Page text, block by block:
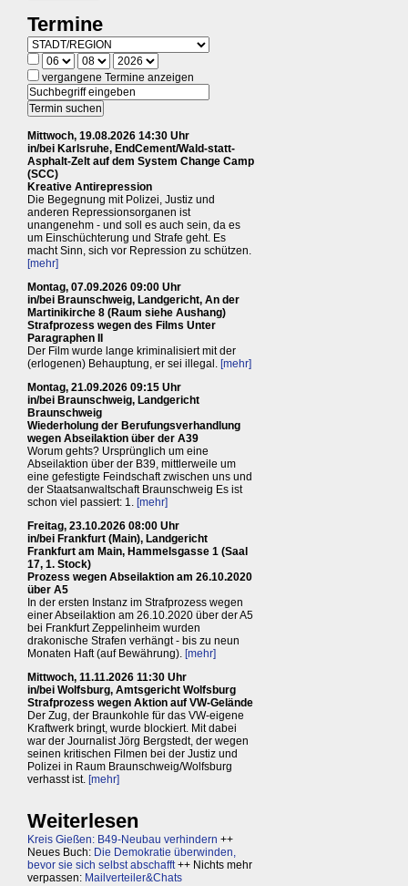
Termine
vergangene Termine anzeigen
Mittwoch, 19.08.2026 14:30 Uhr
in/bei Karlsruhe, EndCement/Wald-statt-
Asphalt-Zelt auf dem System Change Camp
(SCC)
Kreative Antirepression
Die Begegnung mit Polizei, Justiz und
anderen Repressionsorganen ist
unangenehm - und soll es auch sein, da es
um Einschüchterung und Strafe geht. Es
macht Sinn, sich vor Repression zu schützen.
[mehr]
Montag, 07.09.2026 09:00 Uhr
in/bei Braunschweig, Landgericht, An der
Martinikirche 8 (Raum siehe Aushang)
Strafprozess wegen des Films Unter
Paragraphen II
Der Film wurde lange kriminalisiert mit der
(erlogenen) Behauptung, er sei illegal. [mehr]
Montag, 21.09.2026 09:15 Uhr
in/bei Braunschweig, Landgericht
Braunschweig
Wiederholung der Berufungsverhandlung
wegen Abseilaktion über der A39
Worum gehts? Ursprünglich um eine
Abseilaktion über der B39, mittlerweile um
eine gefestigte Feindschaft zwischen uns und
der Staatsanwaltschaft Braunschweig Es ist
schon viel passiert: 1. [mehr]
Freitag, 23.10.2026 08:00 Uhr
in/bei Frankfurt (Main), Landgericht
Frankfurt am Main, Hammelsgasse 1 (Saal
17, 1. Stock)
Prozess wegen Abseilaktion am 26.10.2020
über A5
In der ersten Instanz im Strafprozess wegen
einer Abseilaktion am 26.10.2020 über der A5
bei Frankfurt Zeppelinheim wurden
drakonische Strafen verhängt - bis zu neun
Monaten Haft (auf Bewährung). [mehr]
Mittwoch, 11.11.2026 11:30 Uhr
in/bei Wolfsburg, Amtsgericht Wolfsburg
Strafprozess wegen Aktion auf VW-Gelände
Der Zug, der Braunkohle für das VW-eigene
Kraftwerk bringt, wurde blockiert. Mit dabei
war der Journalist Jörg Bergstedt, der wegen
seinen kritischen Filmen bei der Justiz und
Polizei in Raum Braunschweig/Wolfsburg
verhasst ist. [mehr]
Weiterlesen
Kreis Gießen: B49-Neubau verhindern ++
Neues Buch: Die Demokratie überwinden,
bevor sie sich selbst abschafft++ Nichts mehr
verpassen: Mailverteiler&Chats